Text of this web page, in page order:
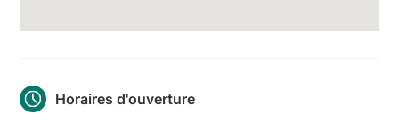
Horaires d'ouverture